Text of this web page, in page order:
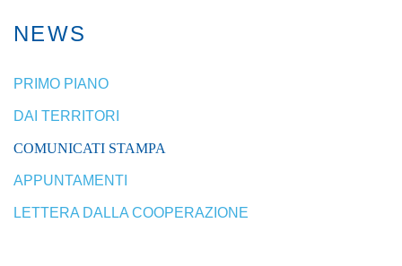
NEWS
PRIMO PIANO
DAI TERRITORI
COMUNICATI STAMPA
APPUNTAMENTI
LETTERA DALLA COOPERAZIONE